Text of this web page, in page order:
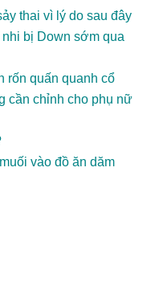
thai vì lý do sau đây
bị Down sớm qua
rốn quấn quanh cổ
cần chỉnh cho phụ nữ
vào đồ ăn dăm